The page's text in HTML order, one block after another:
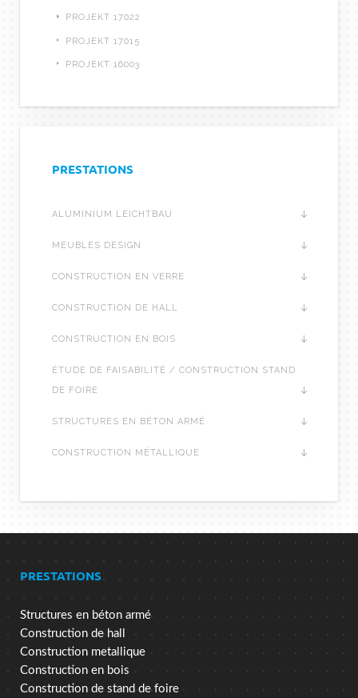
PROJEKT 17022
PROJEKT 17015
PROJEKT 16003
PRESTATIONS
ALUMINIUM LEICHTBAU
MEUBLES DESIGN
CONSTRUCTION EN VERRE
CONSTRUCTION DE HALL
CONSTRUCTION EN BOIS
ÉTUDE DE FAISABILITÉ / CONSTRUCTION STAND
DE FOIRE
STRUCTURES EN BÉTON ARMÉ
CONSTRUCTION MÉTALLIQUE
PRESTATIONS
Structures en béton armé
Construction de hall
Construction metallique
Construction en bois
Construction de stand de foire